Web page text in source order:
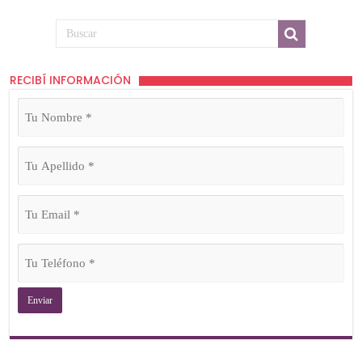
RECIBÍ INFORMACIÓN
Tu
Nombre
Tu
Apellido
Tu
Email
Tu
Teléfono